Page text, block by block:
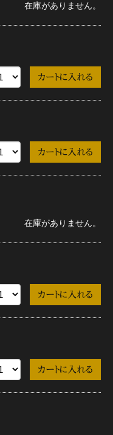
在庫がありません。
在庫がありません。